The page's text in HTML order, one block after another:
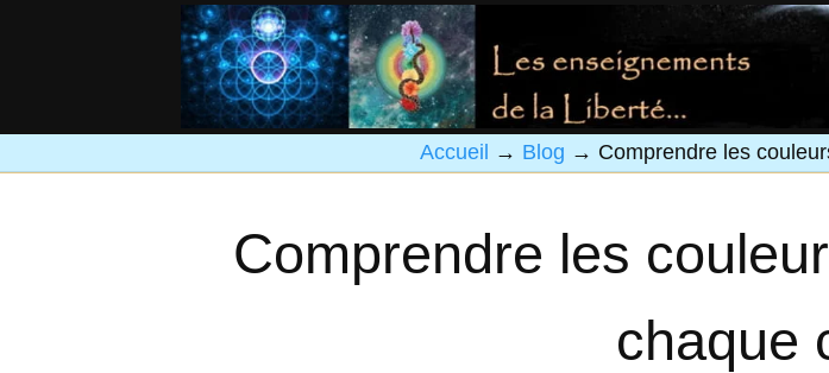
Accueil → Blog → Comprendre les
Comprendre les
chaque